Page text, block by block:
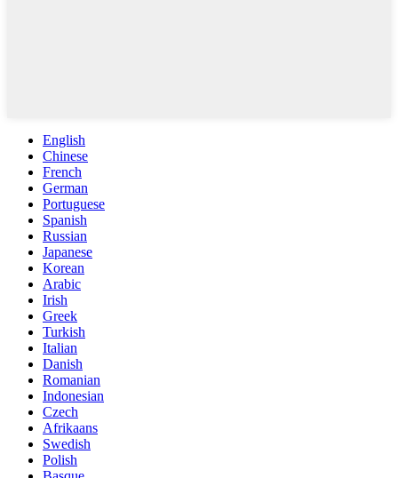
English
Chinese
French
German
Portuguese
Spanish
Russian
Japanese
Korean
Arabic
Irish
Greek
Turkish
Italian
Danish
Romanian
Indonesian
Czech
Afrikaans
Swedish
Polish